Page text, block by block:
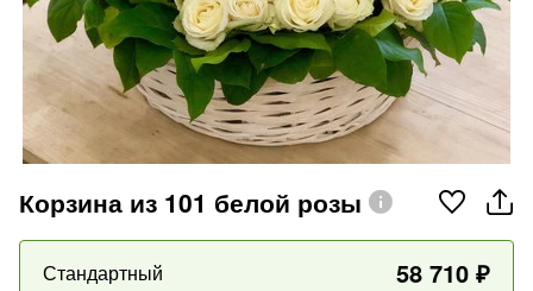
Корзина из 101 белой розы
Стандартный 58 710 ₽